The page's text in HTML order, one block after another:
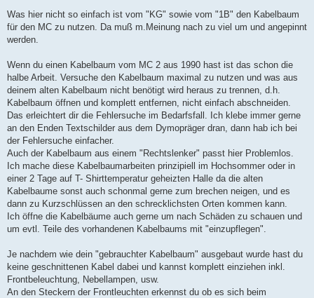
Was hier nicht so einfach ist vom "KG" sowie vom "1B" den Kabelbaum
für den MC zu nutzen. Da muß m.Meinung nach zu viel um und angepinnt
werden.
Wenn du einen Kabelbaum vom MC 2 aus 1990 hast ist das schon die
halbe Arbeit. Versuche den Kabelbaum maximal zu nutzen und was aus
deinem alten Kabelbaum nicht benötigt wird heraus zu trennen, d.h.
Kabelbaum öffnen und komplett entfernen, nicht einfach abschneiden.
Das erleichtert dir die Fehlersuche im Bedarfsfall. Ich klebe immer gerne
an den Enden Textschilder aus dem Dymopräger dran, dann hab ich bei
der Fehlersuche einfacher.
Auch der Kabelbaum aus einem "Rechtslenker" passt hier Problemlos.
Ich mache diese Kabelbaumarbeiten prinzipiell im Hochsommer oder in
einer 2 Tage auf T- Shirttemperatur geheizten Halle da die alten
Kabelbaume sonst auch schonmal gerne zum brechen neigen, und es
dann zu Kurzschlüssen an den schrecklichsten Orten kommen kann.
Ich öffne die Kabelbäume auch gerne um nach Schäden zu schauen und
um evtl. Teile des vorhandenen Kabelbaums mit "einzupflegen".
Je nachdem wie dein "gebrauchter Kabelbaum" ausgebaut wurde hast du
keine geschnittenen Kabel dabei und kannst komplett einziehen inkl.
Frontbeleuchtung, Nebellampen, usw.
An den Steckern der Frontleuchten erkennst du ob es sich beim